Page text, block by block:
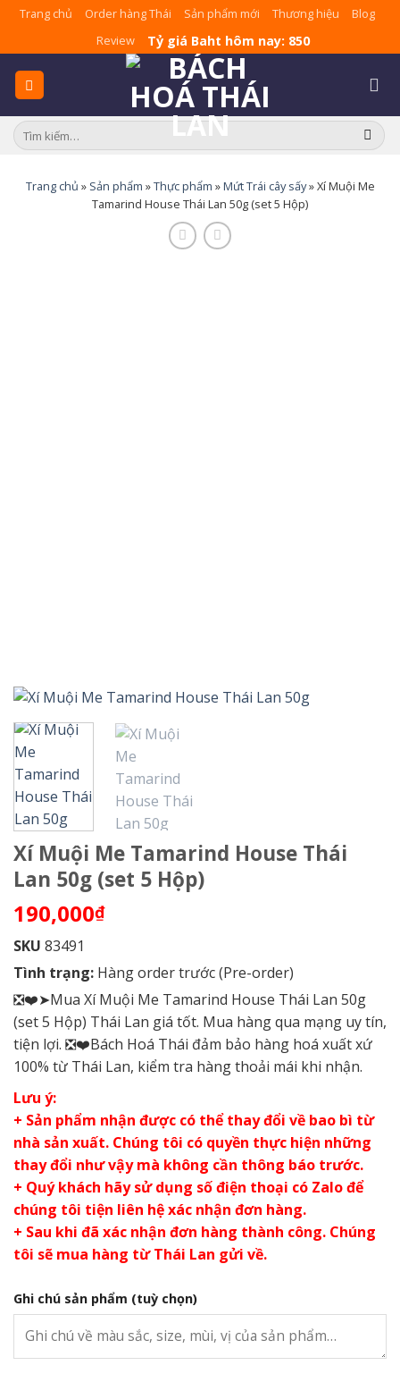
Skip
content
Trang chủ Order hàng Thái Sản phẩm mới Thương hiệu
Blog
Review
Tỷ giá Baht hôm nay: 850
Tìm
kiếm:
Trang chủ » Sản phẩm »Thực phẩm »Mứt Trái cây sấy»Xí Muội Me
Tamarind House Thái Lan 50g (set 5 Hộp)
Xí Muội Me Tamarind House Thái
Lan 50g (set 5 Hộp)
190,000₫
SKU 83491
Tình trạng: Hàng order trước (Pre-order)
❎❤️➤Mua Xí Muội Me Tamarind House Thái Lan 50g
(set 5 Hộp) Thái Lan giá tốt. Mua hàng qua mạng uy tín,
tiện lợi. ❎❤️Bách Hoá Thái đảm bảo hàng hoá xuất xứ
100% từ Thái Lan, kiểm tra hàng thoải mái khi nhận.
Lưu ý:
+ Sản phẩm nhận được có thể thay đổi về bao bì từ
nhà sản xuất. Chúng tôi có quyền thực hiện những
thay đổi như vậy mà không cần thông báo trước.
+ Quý khách hãy sử dụng số điện thoại có Zalo để
chúng tôi tiện liên hệ xác nhận đơn hàng.
+ Sau khi đã xác nhận đơn hàng thành công. Chúng
tôi sẽ mua hàng từ Thái Lan gửi về.
Ghi chú sản phẩm (tuỳ chọn)